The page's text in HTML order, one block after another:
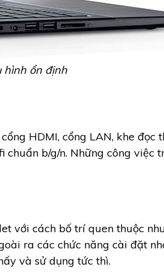
hình ổn định
HDMI, cổng LAN, khe đọc
b/g/n. Những công việc
với cách bố trí quen thuộc
ra các chức năng cài đặt
và sử dụng tức thì.